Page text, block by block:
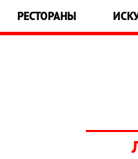
РЕСТОРАНЫ